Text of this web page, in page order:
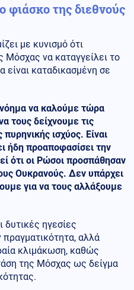
φιάσκο της διεθνούς
με κυνισμό ότι
Μόσχας να καταγγείλει το
είναι καταδικασμένη σε
να καλούμε τώρα
τους δείχνουμε τις
ισχύος. Είναι
ήδη προαποφασίσει την
ότι οι Ρώσοι προσπάθησαν
Ουκρανούς. Δεν υπάρχει
για να τους αλλάξουμε
δυτικές ηγεσίες
αλλά
κλιμάκωση, καθώς
της Μόσχας ως δείγμα